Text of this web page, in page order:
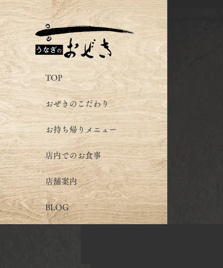
TOP
おぜきのこだわり
お持ち帰りメニュー
店内でのお食事
店舗案内
BLOG